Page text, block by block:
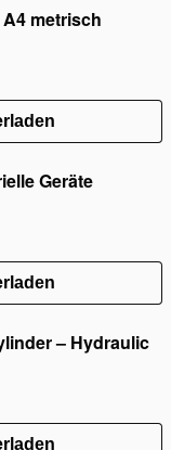
metrisch
Geräte
– Hydraulic